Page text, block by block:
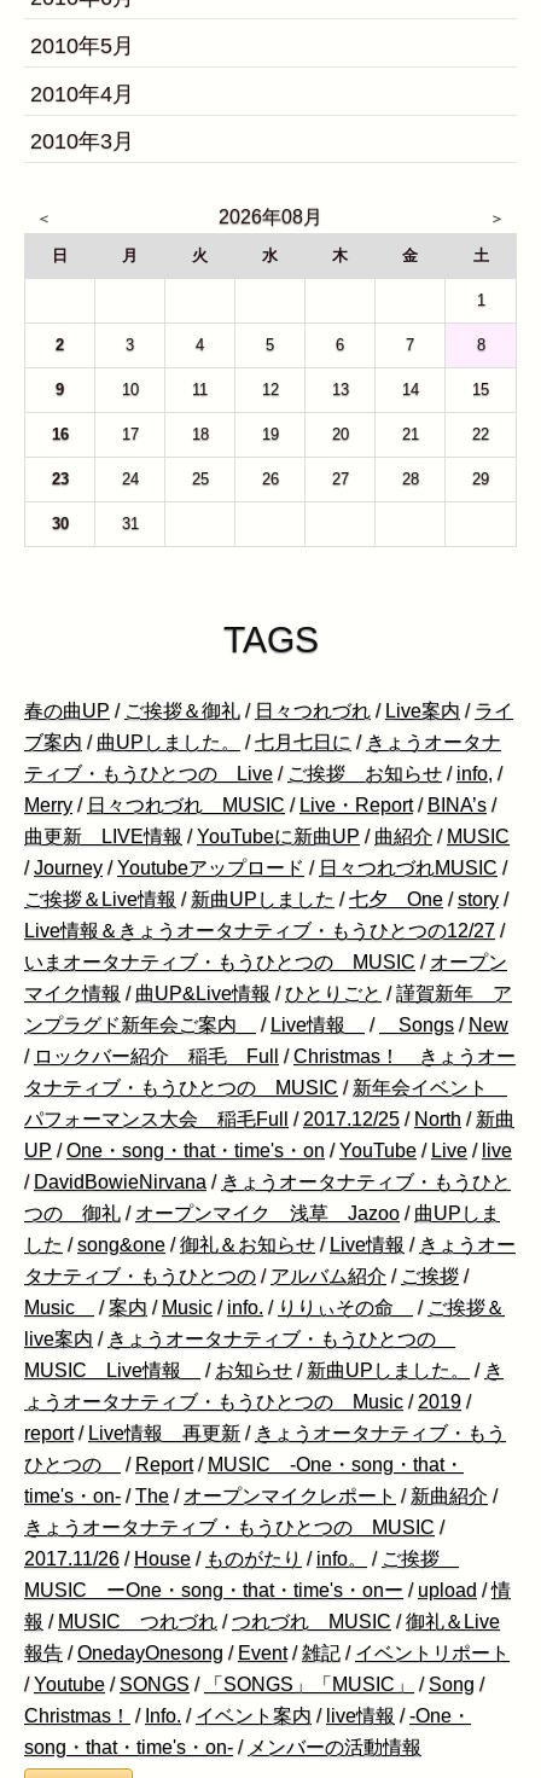
2010年5月
2010年4月
2010年3月
2026年08月
日 月 火 水 木 金 土
1
2 3 4 5 6 7 8
9 10 11 12 13 14 15
16 17 18 19 20 21 22
23 24 25 26 27 28 29
30 31
TAGS
春の曲UP / ご挨拶＆御礼 / 日々つれづれ / Live案内 / ライ
ブ案内 / 曲UPしました。 /七月七日に / きょうオータナ
ティブ・もうひとつの Live / ご挨拶 お知らせ / info, /
Merry / 日々つれづれ MUSIC / Live・Report / BINA’s /
曲更新 LIVE情報 /YouTubeに新曲UP / 曲紹介 / MUSIC
/Journey /Youtubeアップロード / 日々つれづれMUSIC /
ご挨拶＆Live情報 / 新曲UPしました /七夕 One /story /
Live情報＆きょうオータナティブ・もうひとつの12/27 /
いまオータナティブ・もうひとつの MUSIC / オープン
マイク情報 / 曲UP&Live情報 /ひとりごと /謹賀新年 ア
ンプラグド新年会ご案内
/ Live情報 / Songs / New
/ ロックバー紹介 稲毛 Full /Christmas！ きょうオー
タナティブ・もうひとつの MUSIC / 新年会イベント
パフォーマンス大会 稲毛Full
/ 2017.12/25 / North / 新曲
UP /One・song・that・time's・on /YouTube / Live / live
/ DavidBowieNirvana / きょうオータナティブ・もうひと
つの 御礼 / オープンマイク 浅草 Jazoo / 曲UPしま
した /song&one /御礼＆お知らせ / Live情報 / きょうオー
タナティブ・もうひとつの / アルバム紹介 / ご挨拶 /
Music
/案内 / Music / info. / りりぃその命 / ご挨拶＆
live案内 / きょうオータナティブ・もうひとつの
MUSIC Live情報
/ お知らせ / 新曲UPしました。 / き
ょうオータナティブ・もうひとつの Music / 2019 /
report / Live情報 再更新 / きょうオータナティブ・もう
ひとつの
/ Report / MUSIC -One・song・that・
time's・on- /The / オープンマイクレポート / 新曲紹介 /
きょうオータナティブ・もうひとつの MUSIC /
2017.11/26 / House / ものがたり / info。 / ご挨拶
MUSIC ーOne・song・that・time's・onー / upload /情
報 / MUSIC つれづれ /つれづれ MUSIC /御礼＆Live
報告 /OnedayOnesong / Event /雑記 / イベントリポート
/Youtube /SONGS / 「SONGS」「MUSIC」 /Song /
Christmas！
/ Info. / イベント案内 / live情報 /-One・
song・that・time's・on- / メンバーの活動情報